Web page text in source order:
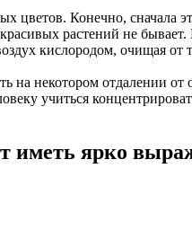
Конечно, сначала
растений не
кислородом, очищая
на некотором отдалении от
учиться
иметь ярко